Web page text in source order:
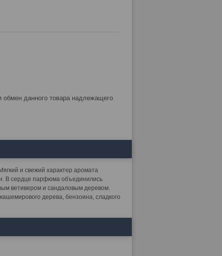
и свежий характер аромата
В сердце парфюма объединились
ветивером и сандаловым деревом.
дерева, бензоина, сладкого